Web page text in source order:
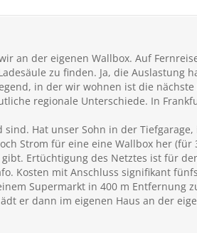
an der eigenen Wallbox. Auf
zu finden. Ja, die Auslastung
in der wir wohnen ist die nächste
regionale Unterschiede. In
Hat unser Sohn in der
Strom für eine eine Wallbox her (für
Ertüchtigung des Netztes ist für
Kosten mit Anschluss signifikant
Supermarkt in 400 m Entfernung
er dann im eigenen Haus an der